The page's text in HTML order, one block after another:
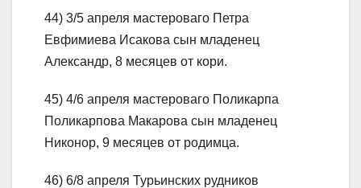
44) 3/5 апреля мастероваго Петра
Евфимиева Исакова сын младенец
Александр, 8 месяцев от кори.
45) 4/6 апреля мастероваго Поликарпа
Поликарпова Макарова сын младенец
Никонор, 9 месяцев от родимца.
46) 6/8 апреля Турьинских рудников